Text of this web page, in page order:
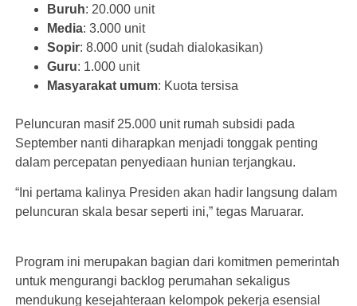
Buruh: 20.000 unit
Media: 3.000 unit
Sopir: 8.000 unit (sudah dialokasikan)
Guru: 1.000 unit
Masyarakat umum: Kuota tersisa
Peluncuran masif 25.000 unit rumah subsidi pada
September nanti diharapkan menjadi tonggak penting
dalam percepatan penyediaan hunian terjangkau.
“Ini pertama kalinya Presiden akan hadir langsung dalam
peluncuran skala besar seperti ini,” tegas Maruarar.
Program ini merupakan bagian dari komitmen pemerintah
untuk mengurangi backlog perumahan sekaligus
mendukung kesejahteraan kelompok pekerja esensial